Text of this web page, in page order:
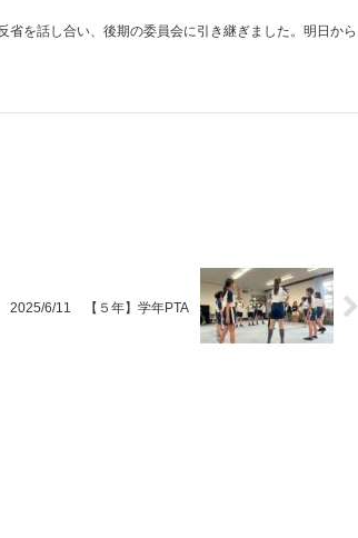
を話し合い、後期の委員会に引き継ぎました。明日から
2025/6/11 【５年】学年PTA